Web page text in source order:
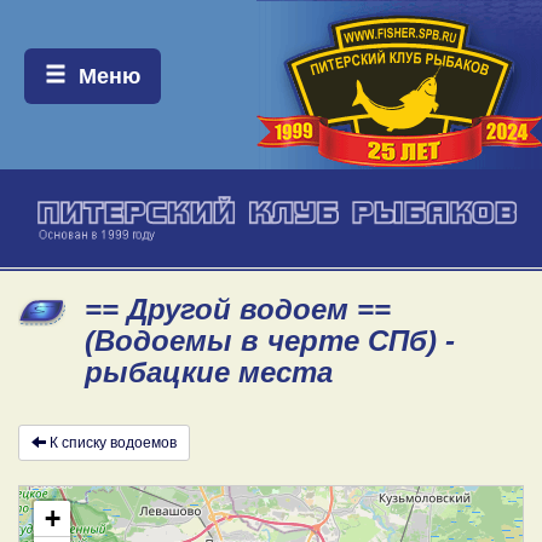
Меню:
Меню
== Другой водоем ==
(Водоемы в черте СПб) -
рыбацкие места
К списку водоемов
+